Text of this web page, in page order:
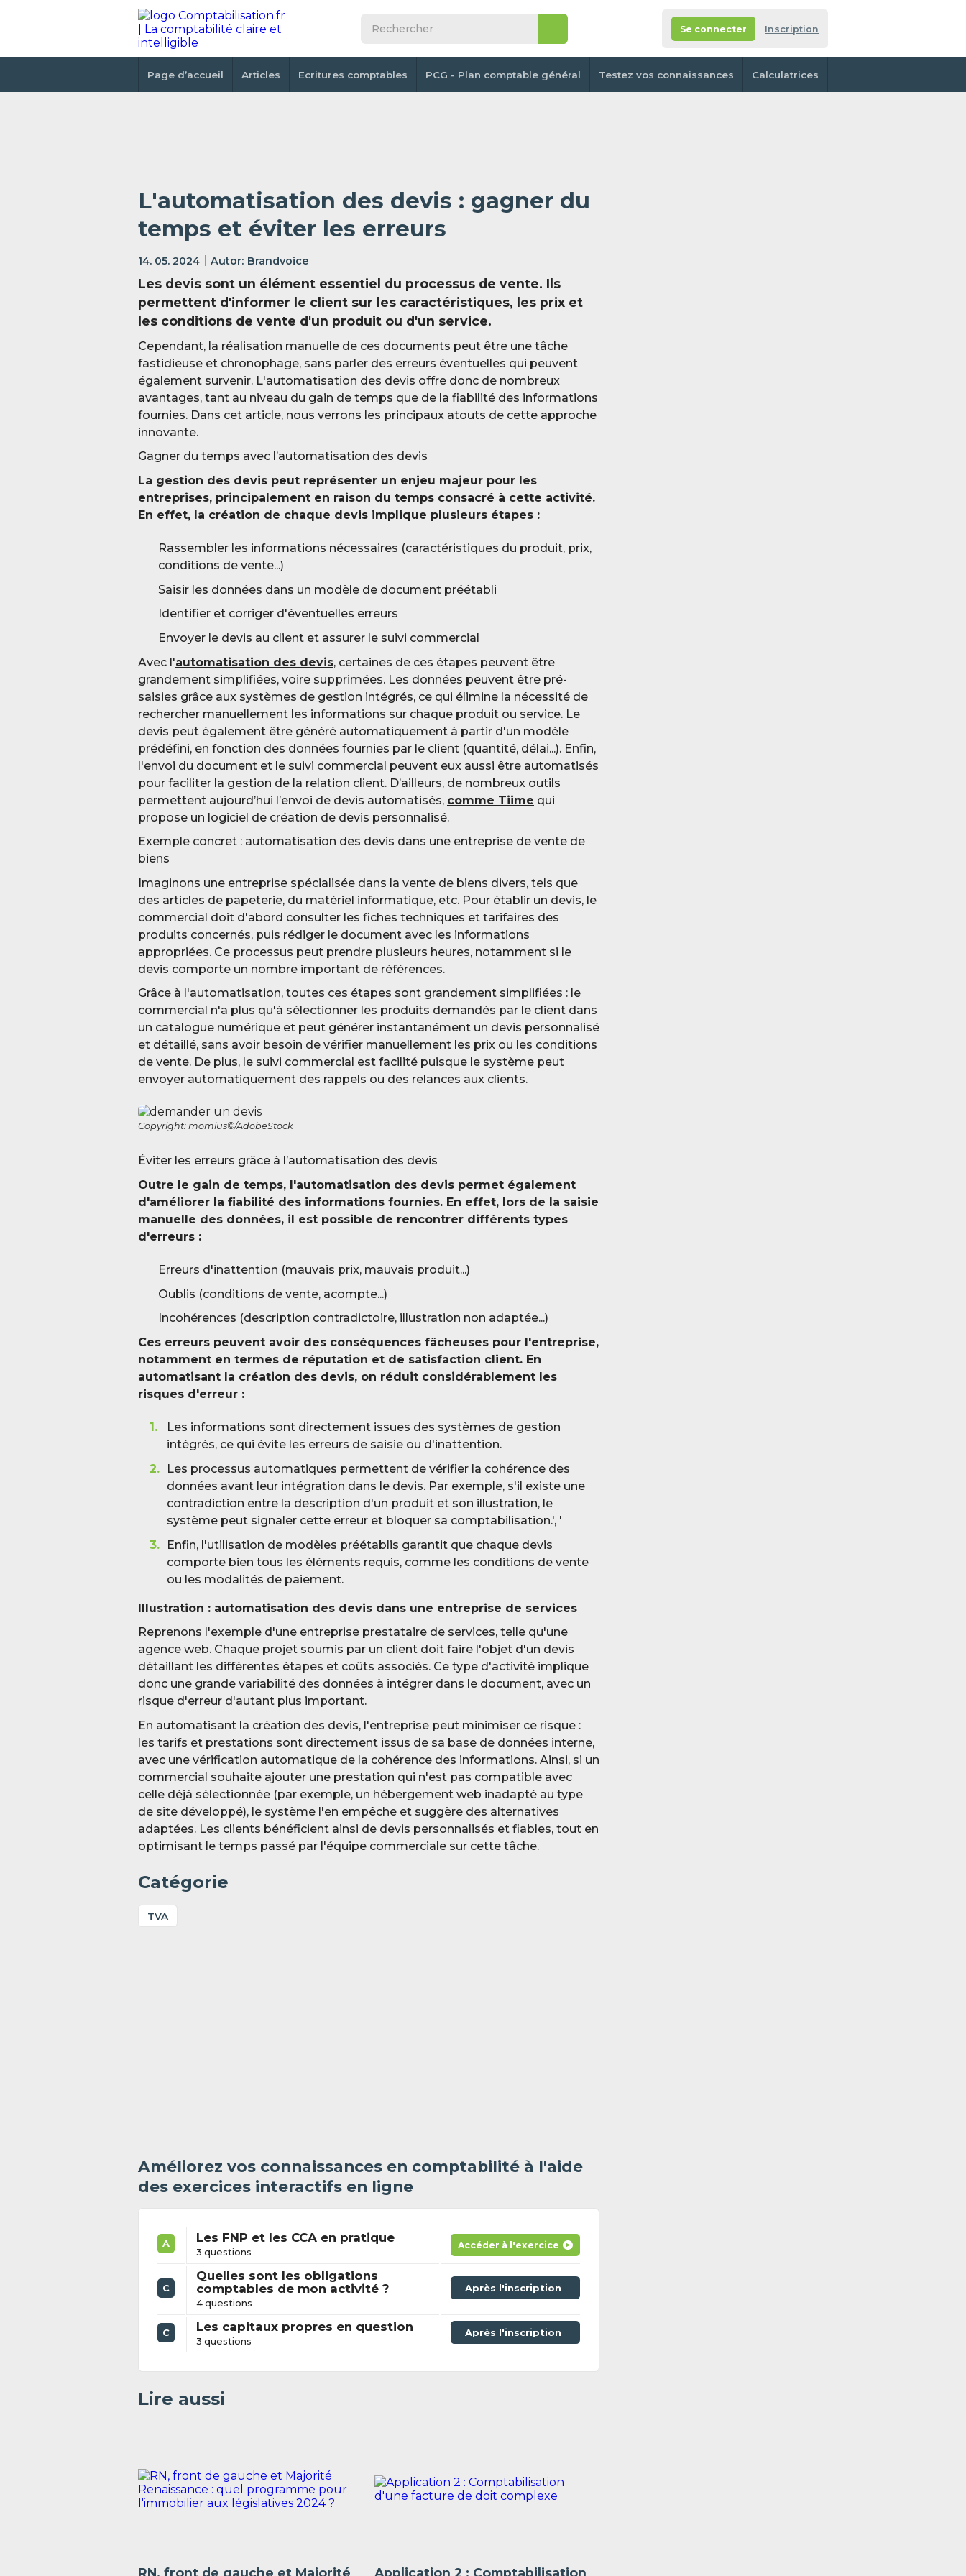
Se connecter Inscription
Page d’accueil Articles Ecritures comptables PCG - Plan comptable général Testez vos connaissances Calculatrices
L'automatisation des devis : gagner du
temps et éviter les erreurs
14. 05. 2024 Brandvoice
Les devis sont un élément essentiel du processus de vente. Ils
permettent d'informer le client sur les caractéristiques, les prix et
les conditions de vente d'un produit ou d'un service.
Cependant, la réalisation manuelle de ces documents peut être une tâche
fastidieuse et chronophage, sans parler des erreurs éventuelles qui peuvent
également survenir. L'automatisation des devis offre donc de nombreux
avantages, tant au niveau du gain de temps que de la fiabilité des informations
fournies. Dans cet article, nous verrons les principaux atouts de cette approche
innovante.
Gagner du temps avec l’automatisation des devis
La gestion des devis peut représenter un enjeu majeur pour les
entreprises, principalement en raison du temps consacré à cette activité.
En effet, la création de chaque devis implique plusieurs étapes :
Rassembler les informations nécessaires (caractéristiques du produit, prix,
conditions de vente...)
Saisir les données dans un modèle de document préétabli
Identifier et corriger d'éventuelles erreurs
Envoyer le devis au client et assurer le suivi commercial
Avec l'automatisation des devis, certaines de ces étapes peuvent être
grandement simplifiées, voire supprimées. Les données peuvent être pré-
saisies grâce aux systèmes de gestion intégrés, ce qui élimine la nécessité de
rechercher manuellement les informations sur chaque produit ou service. Le
devis peut également être généré automatiquement à partir d'un modèle
prédéfini, en fonction des données fournies par le client (quantité, délai...). Enfin,
l'envoi du document et le suivi commercial peuvent eux aussi être automatisés
pour faciliter la gestion de la relation client. D’ailleurs, de nombreux outils
permettent aujourd’hui l’envoi de devis automatisés, comme Tiime qui
propose un logiciel de création de devis personnalisé.
Exemple concret : automatisation des devis dans une entreprise de vente de
biens
Imaginons une entreprise spécialisée dans la vente de biens divers, tels que
des articles de papeterie, du matériel informatique, etc. Pour établir un devis, le
commercial doit d'abord consulter les fiches techniques et tarifaires des
produits concernés, puis rédiger le document avec les informations
appropriées. Ce processus peut prendre plusieurs heures, notamment si le
devis comporte un nombre important de références.
Grâce à l'automatisation, toutes ces étapes sont grandement simplifiées : le
commercial n'a plus qu'à sélectionner les produits demandés par le client dans
un catalogue numérique et peut générer instantanément un devis personnalisé
et détaillé, sans avoir besoin de vérifier manuellement les prix ou les conditions
de vente. De plus, le suivi commercial est facilité puisque le système peut
envoyer automatiquement des rappels ou des relances aux clients.
Copyright: momius©/AdobeStock
Éviter les erreurs grâce à l’automatisation des devis
Outre le gain de temps, l'automatisation des devis permet également
d'améliorer la fiabilité des informations fournies. En effet, lors de la saisie
manuelle des données, il est possible de rencontrer différents types
d'erreurs :
Erreurs d'inattention (mauvais prix, mauvais produit...)
Oublis (conditions de vente, acompte...)
Incohérences (description contradictoire, illustration non adaptée...)
Ces erreurs peuvent avoir des conséquences fâcheuses pour l'entreprise,
notamment en termes de réputation et de satisfaction client. En
automatisant la création des devis, on réduit considérablement les
risques d'erreur :
Les informations sont directement issues des systèmes de gestion
intégrés, ce qui évite les erreurs de saisie ou d'inattention.
Les processus automatiques permettent de vérifier la cohérence des
données avant leur intégration dans le devis. Par exemple, s'il existe une
contradiction entre la description d'un produit et son illustration, le
système peut signaler cette erreur et bloquer sa comptabilisation.', '
Enfin, l'utilisation de modèles préétablis garantit que chaque devis
comporte bien tous les éléments requis, comme les conditions de vente
ou les modalités de paiement.
Illustration : automatisation des devis dans une entreprise de services
Reprenons l'exemple d'une entreprise prestataire de services, telle qu'une
agence web. Chaque projet soumis par un client doit faire l'objet d'un devis
détaillant les différentes étapes et coûts associés. Ce type d'activité implique
donc une grande variabilité des données à intégrer dans le document, avec un
risque d'erreur d'autant plus important.
En automatisant la création des devis, l'entreprise peut minimiser ce risque :
les tarifs et prestations sont directement issus de sa base de données interne,
avec une vérification automatique de la cohérence des informations. Ainsi, si un
commercial souhaite ajouter une prestation qui n'est pas compatible avec
celle déjà sélectionnée (par exemple, un hébergement web inadapté au type
de site développé), le système l'en empêche et suggère des alternatives
adaptées. Les clients bénéficient ainsi de devis personnalisés et fiables, tout en
optimisant le temps passé par l'équipe commerciale sur cette tâche.
Catégorie
TVA
Améliorez vos connaissances en comptabilité à l'aide
des exercices interactifs en ligne
A Les FNP et les CCA en pratique
3 questions
Accéder à l'exercice
C
Quelles sont les obligations
comptables de mon activité ?
4 questions
Après l'inscription
C Les capitaux propres en question
3 questions
Après l'inscription
Lire aussi